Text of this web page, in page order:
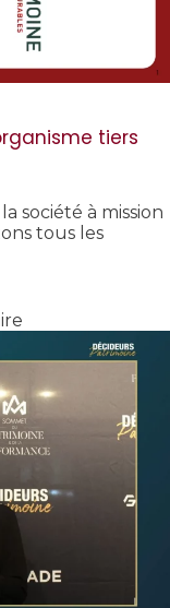
tiers
société à mission
tous les